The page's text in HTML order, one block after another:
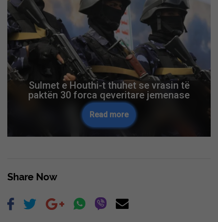
Sulmet e Houthi-t thuhet se vrasin të
paktën 30 forca qeveritare jemenase
Read more
Share Now